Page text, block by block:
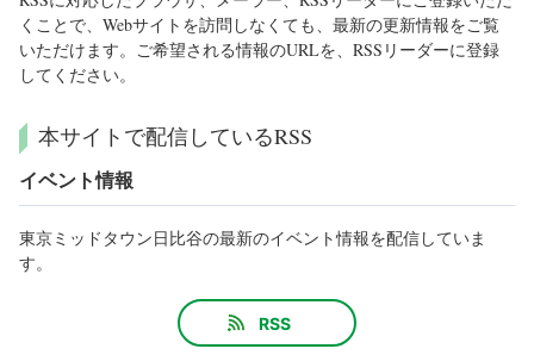
くことで、Webサイトを訪問しなくても、最新の更新情報をご覧
いただけます。ご希望される情報のURLを、RSSリーダーに登録
してください。
本サイトで配信しているRSS
イベント情報
東京ミッドタウン日比谷の最新のイベント情報を配信していま
す。
RSS